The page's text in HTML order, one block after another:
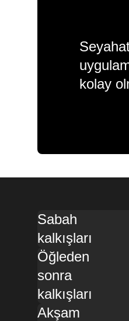
kolay
Sabah
kalkışları
Öğleden
sonra
kalkışları
Akşam